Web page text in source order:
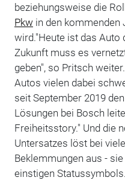
beziehungsweise die
Pkw in den kommenden
wird."Heute ist das Auto
Zukunft muss es
geben", so Pritsch
Autos vielen dabei
seit September 2019
Lösungen bei Bosch
Freiheitsstory." Und die
Untersatzes löst bei
Beklemmungen aus -
einstigen Statussymbols.